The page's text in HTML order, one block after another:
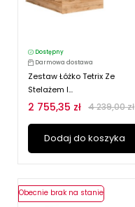
Dostępny
Darmowa dostawa
Zestaw Łóżko Tetrix Ze
Stelażem I...
2 755,35 zł 4 239,00 zł
Dodaj do koszyka
Obecnie brak na stanie